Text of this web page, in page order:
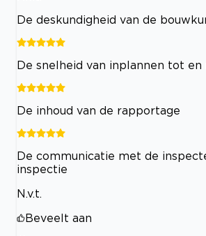
De deskundigheid van de
De snelheid van inplannen tot
De inhoud van de rapportage
De communicatie met de
inspectie
N.v.t.
Beveelt aan